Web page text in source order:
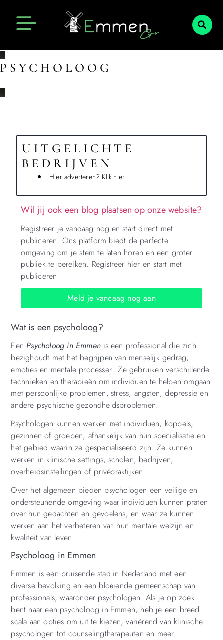
PSYCHOLOOG
Wat is een psycholoog?
Een Psycholoog in Emmen is een professional die zich
bezighoudt met het begrijpen van menselijk gedrag,
emoties en mentale processen. Ze gebruiken verschillende
technieken en therapieën om individuen te helpen omgaan
met persoonlijke problemen, stress, angsten, depressie en
andere psychische gezondheidsproblemen.
Psychologen kunnen werken met individuen, koppels,
gezinnen of groepen, afhankelijk van hun specialisatie en
het gebied waarin ze gespecialiseerd zijn. Ze kunnen
werken in klinische settings, scholen, bedrijven,
overheidsinstellingen of privépraktijken.
Over het algemeen bieden psychologen een veilige en
ondersteunende omgeving waar individuen kunnen praten
over hun gedachten en gevoelens, en waar ze kunnen
werken aan het verbeteren van hun mentale welzijn en
kwaliteit van leven.
Psycholoog in Emmen
Emmen is een bruisende stad in Nederland met een
diverse bevolking en een bloeiende gemeenschap van
professionals, waaronder psychologen. Als je op zoek
bent naar een psycholoog in Emmen, heb je een breed
scala aan opties om uit te kiezen, variërend van klinische
psychologen tot counselingtherapeuten en meer.
UITGELICHTE
BEDRIJVEN
Hier adverteren? Klik hier
Wil jij ook een blog plaatsen op onze website?
Registreer je vandaag nog en start direct met
publiceren. Ons platform biedt de perfecte
omgeving om je stem te laten horen en een groter
publiek te bereiken. Registreer hier en start met
publiceren
Meld je vandaag nog aan